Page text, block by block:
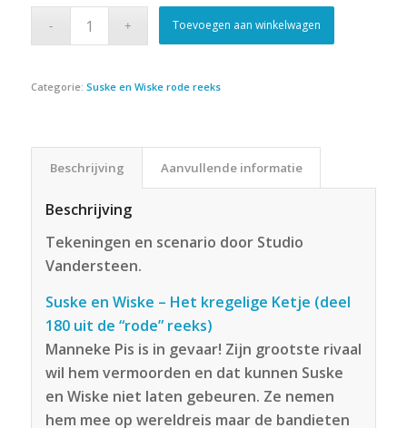
Toevoegen aan winkelwagen
Categorie: Suske en Wiske rode reeks
Beschrijving Aanvullende informatie
Beschrijving
Tekeningen en scenario door Studio
Vandersteen.
Suske en Wiske – Het kregelige Ketje (deel
180 uit de “rode” reeks)
Manneke Pis is in gevaar! Zijn grootste rivaal
wil hem vermoorden en dat kunnen Suske
en Wiske niet laten gebeuren. Ze nemen
hem mee op wereldreis maar de bandieten